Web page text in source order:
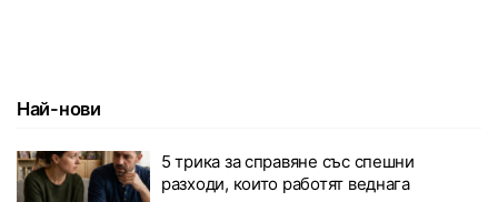
Най-нови
5 трика за справяне със спешни
разходи, които работят веднага